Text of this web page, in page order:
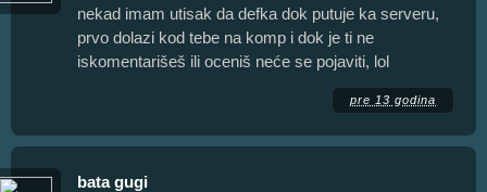
nekad imam utisak da defka dok putuje ka serveru,
prvo dolazi kod tebe na komp i dok je ti ne
iskomentarišeš ili oceniš neće se pojaviti, lol
pre 13 godina
bata gugi